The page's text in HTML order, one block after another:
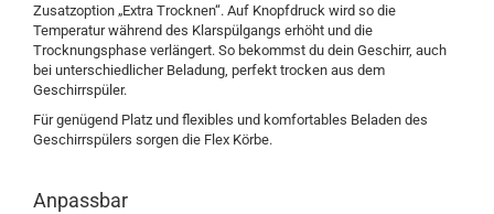
Zusatzoption „Extra Trocknen“. Auf Knopfdruck wird so die
Temperatur während des Klarspülgangs erhöht und die
Trocknungsphase verlängert. So bekommst du dein Geschirr, auch
bei unterschiedlicher Beladung, perfekt trocken aus dem
Geschirrspüler.
Für genügend Platz und flexibles und komfortables Beladen des
Geschirrspülers sorgen die Flex Körbe.
Anpassbar